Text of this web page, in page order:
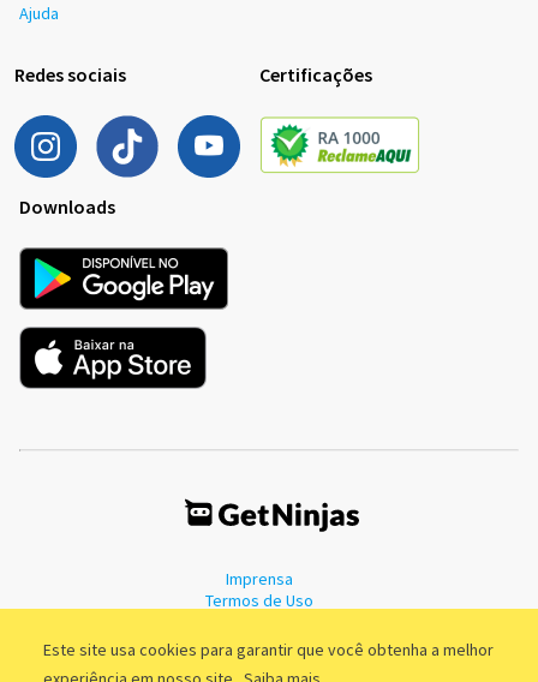
Este site usa cookies para garantir que você obtenha a melhor
Ajuda
Redes sociais Certificações
Downloads
Imprensa
Termos de Uso